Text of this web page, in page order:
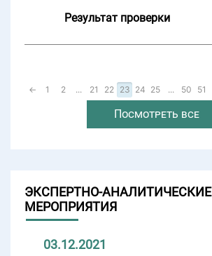
Результат проверки
← 1 2 ... 21 22 23 24 25 ... 50 51
Посмотреть все
ЭКСПЕРТНО-АНАЛИТИЧЕСКИЕ
МЕРОПРИЯТИЯ
03.12.2021